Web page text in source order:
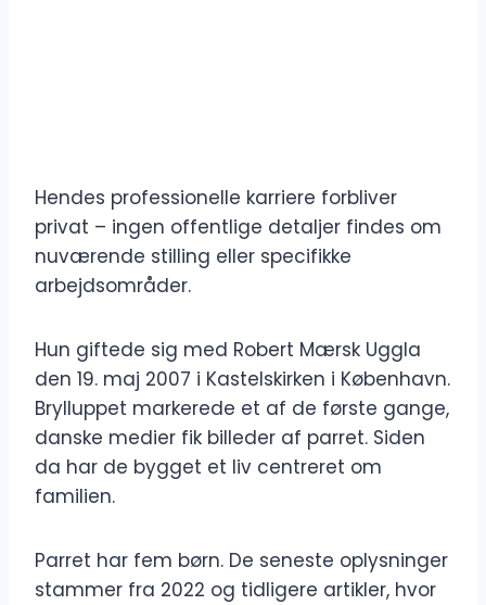
Hendes professionelle karriere forbliver
privat – ingen offentlige detaljer findes om
nuværende stilling eller specifikke
arbejdsområder.
Hun giftede sig med Robert Mærsk Uggla
den 19. maj 2007 i Kastelskirken i København.
Brylluppet markerede et af de første gange,
danske medier fik billeder af parret. Siden
da har de bygget et liv centreret om
familien.
Parret har fem børn. De seneste oplysninger
stammer fra 2022 og tidligere artikler, hvor